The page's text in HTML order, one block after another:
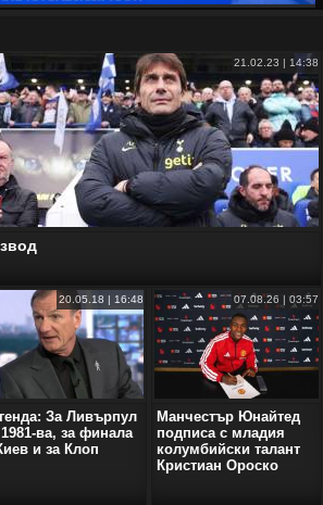
21.02.23 | 14:38
20.05.18 | 16:48
За Ливърпул
ва, за финала
и за Клоп
07.08.26 | 03:57
Манчестър Юнайтед
подписа с младия
колумбийски талант
Кристиан Ороско